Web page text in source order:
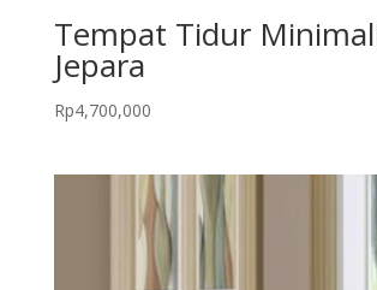
Tempat Tidur
Jepara
Rp4,700,000